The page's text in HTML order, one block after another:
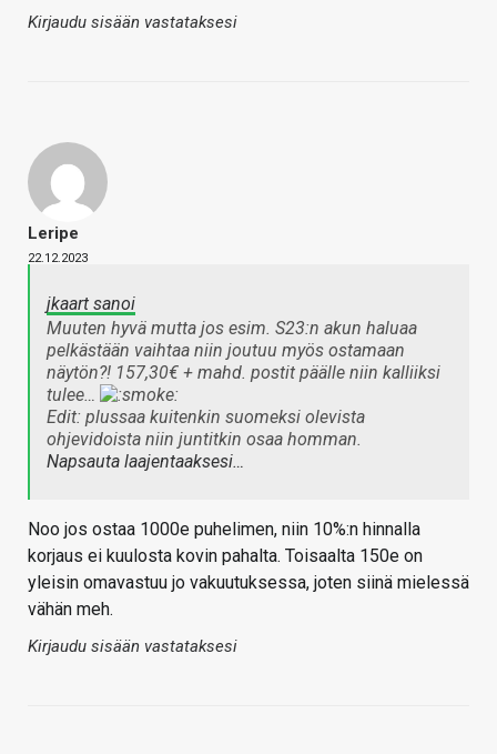
Kirjaudu sisään vastataksesi
Leripe
22.12.2023
jkaart sanoi
Muuten hyvä mutta jos esim. S23:n akun haluaa
pelkästään vaihtaa niin joutuu myös ostamaan
näytön?! 157,30€ + mahd. postit päälle niin kalliiksi
tulee…
Edit: plussaa kuitenkin suomeksi olevista
ohjevidoista niin juntitkin osaa homman.
Napsauta laajentaaksesi…
Noo jos ostaa 1000e puhelimen, niin 10%:n hinnalla
korjaus ei kuulosta kovin pahalta. Toisaalta 150e on
yleisin omavastuu jo vakuutuksessa, joten siinä mielessä
vähän meh.
Kirjaudu sisään vastataksesi